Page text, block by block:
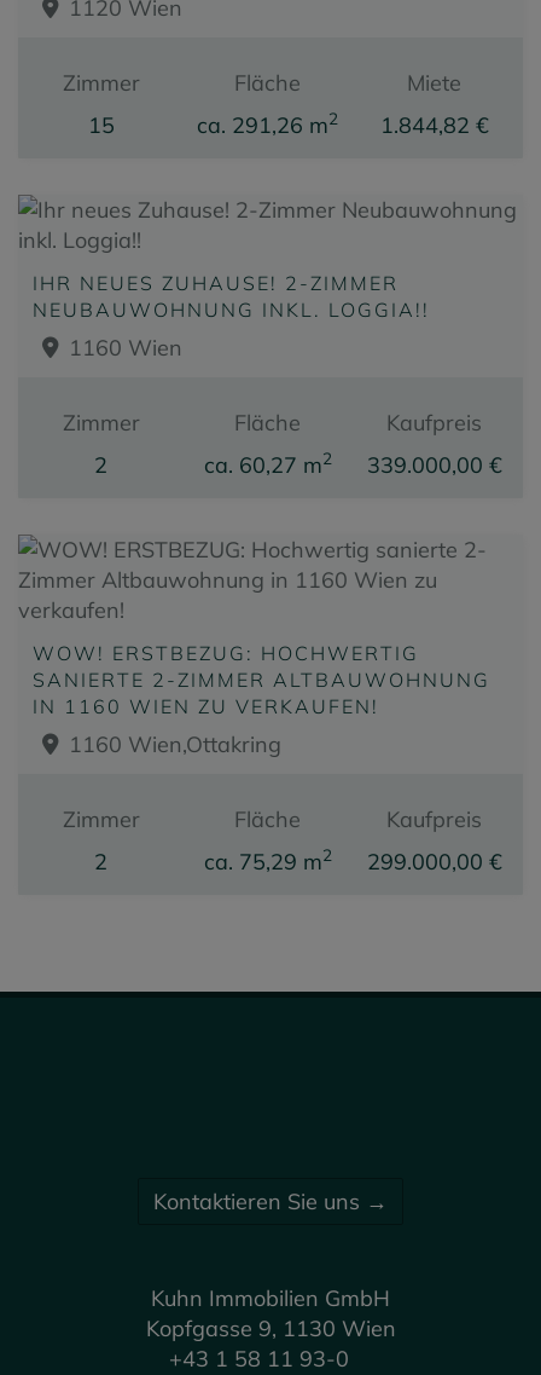
1120 Wien
Zimmer
15
Fläche
ca. 291,26 m2
Miete
1.844,82 €
IHR NEUES ZUHAUSE! 2-ZIMMER
NEUBAUWOHNUNG INKL. LOGGIA!!
1160 Wien
Zimmer
2
Fläche
ca. 60,27 m2
Kaufpreis
339.000,00 €
WOW! ERSTBEZUG: HOCHWERTIG
SANIERTE 2-ZIMMER ALTBAUWOHNUNG
IN 1160 WIEN ZU VERKAUFEN!
1160 Wien,Ottakring
Zimmer
2
Fläche
ca. 75,29 m2
Kaufpreis
299.000,00 €
Kontaktieren Sie uns →
Kuhn Immobilien GmbH
Kopfgasse 9, 1130 Wien
+43 1 58 11 93-0